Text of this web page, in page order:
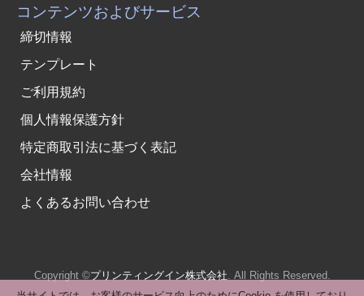
コンテンツおよびサービス
締切情報
テンプレート
ご利用規約
個人情報保護方針
特定商取引法に基づく表記
会社情報
よくあるお問い合わせ
Copyright ©プリンティングイン株式会社. All Rights Reserved.